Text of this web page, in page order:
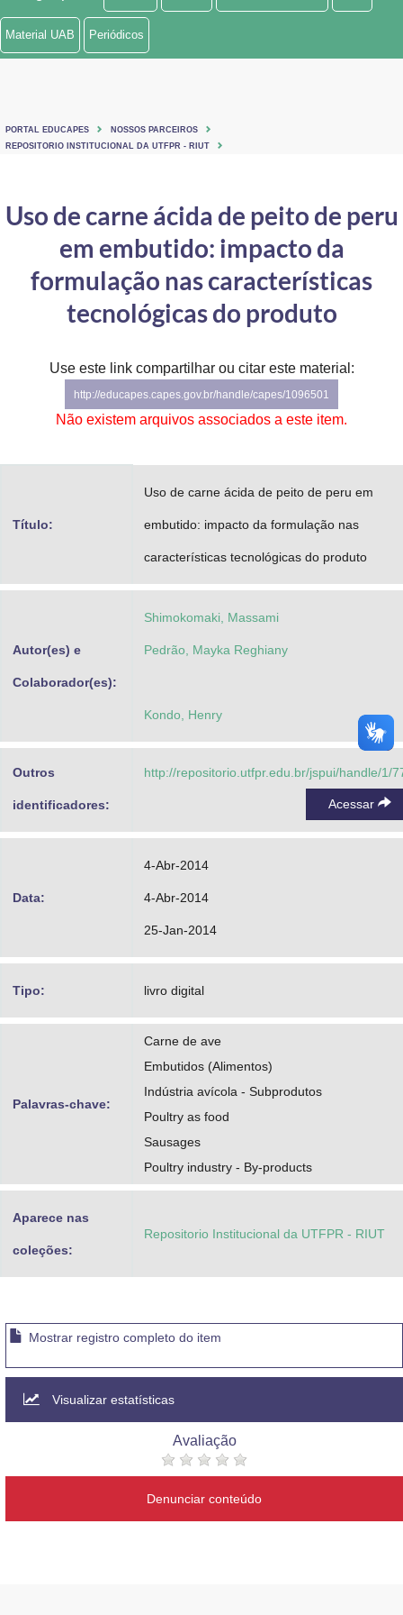
Ministério de Minas e Energia
Ministério do Turismo
Controladoria-Geral da União
Ministério da Mulher, da Família e dos Direitos Humanos
Gabinete de Segurança Institucional
Advocacia-Geral da União
Material UAB Periódicos
PORTAL EDUCAPES
NOSSOS PARCEIROS
REPOSITORIO INSTITUCIONAL DA UTFPR - RIUT
Uso de carne ácida de peito de peru
em embutido: impacto da
formulação nas características
tecnológicas do produto
Use este link compartilhar ou citar este material:
http://educapes.capes.gov.br/handle/capes/1096501
Não existem arquivos associados a este item.
Título:
Uso de carne ácida de peito de peru em
embutido: impacto da formulação nas
características tecnológicas do produto
Autor(es) e
Colaborador(es):
Shimokomaki, Massami
Pedrão, Mayka Reghiany
Kondo, Henry
Outros
identificadores:
http://repositorio.utfpr.edu.br/jspui/handle/1/
Acessar
Data:
4-Abr-2014
4-Abr-2014
25-Jan-2014
Tipo: livro digital
Palavras-chave:
Carne de ave
Embutidos (Alimentos)
Indústria avícola - Subprodutos
Poultry as food
Sausages
Poultry industry - By-products
Aparece nas
coleções:
Repositorio Institucional da UTFPR - RIUT
Mostrar registro completo do item
Visualizar estatísticas
Avaliação
Denunciar conteúdo